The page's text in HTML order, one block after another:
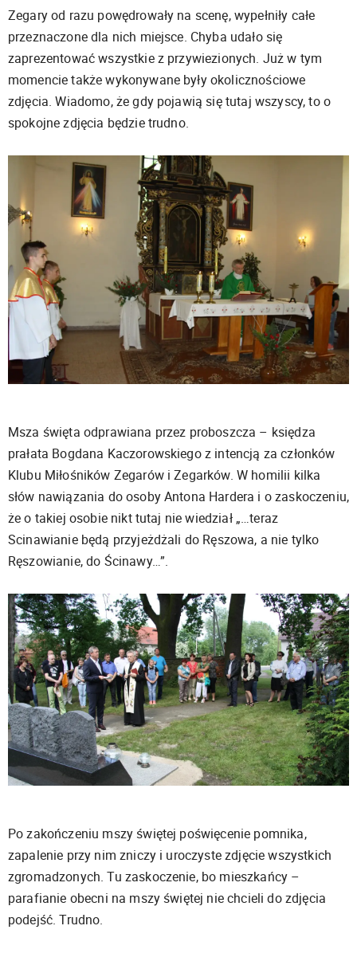
Zegary od razu powędrowały na scenę, wypełniły całe
przeznaczone dla nich miejsce. Chyba udało się
zaprezentować wszystkie z przywiezionych. Już w tym
momencie także wykonywane były okolicznościowe
zdjęcia. Wiadomo, że gdy pojawią się tutaj wszyscy, to o
spokojne zdjęcia będzie trudno.
Msza święta odprawiana przez proboszcza – księdza
prałata Bogdana Kaczorowskiego z intencją za członków
Klubu Miłośników Zegarów i Zegarków. W homilii kilka
słów nawiązania do osoby Antona Hardera i o zaskoczeniu,
że o takiej osobie nikt tutaj nie wiedział „…teraz
Scinawianie będą przyjeżdżali do Ręszowa, a nie tylko
Ręszowianie, do Ścinawy…”.
Po zakończeniu mszy świętej poświęcenie pomnika,
zapalenie przy nim zniczy i uroczyste zdjęcie wszystkich
zgromadzonych. Tu zaskoczenie, bo mieszkańcy –
parafianie obecni na mszy świętej nie chcieli do zdjęcia
podejść. Trudno.